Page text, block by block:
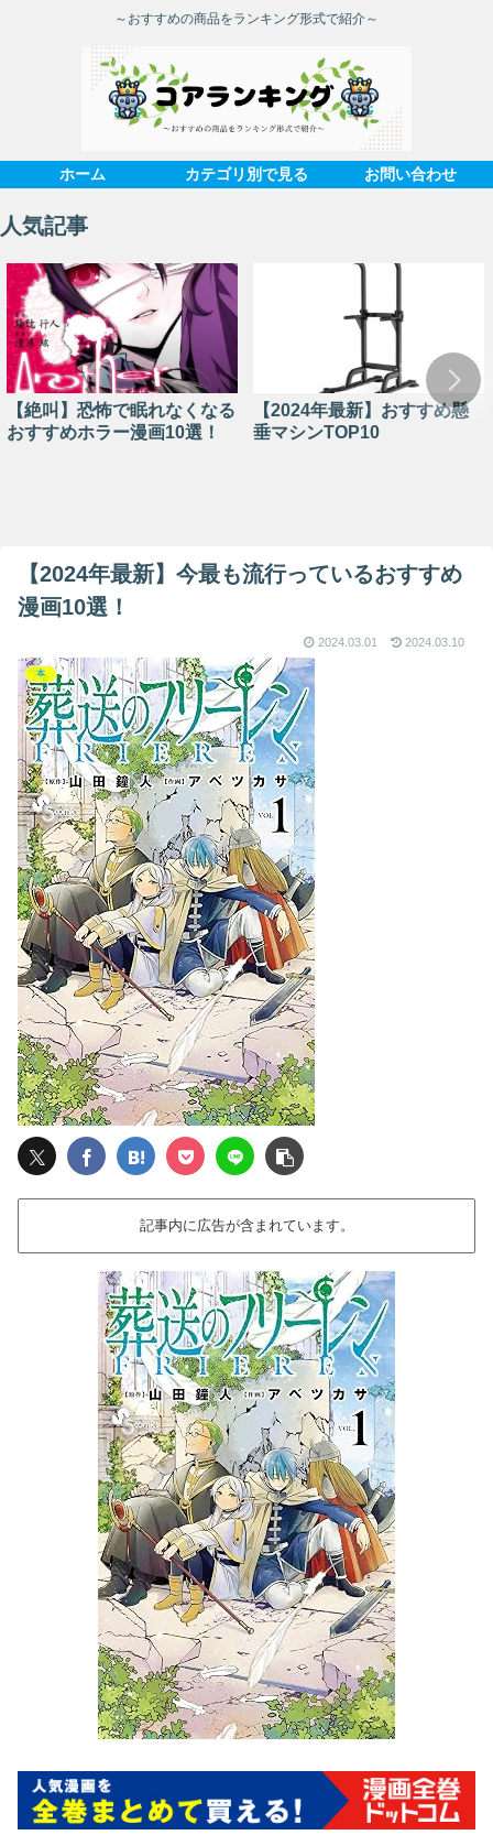
～おすすめの商品をランキング形式で紹介～
ホーム カテゴリ別で見る お問い合わせ
人気記事
【絶叫】恐怖で眠れなくなる
おすすめホラー漫画10選！
【2024年最新】おすすめ懸
垂マシンTOP10
【2024年最新】今最も流行っているおすすめ
漫画10選！
2024.03.01 2024.03.10
本
記事内に広告が含まれています。